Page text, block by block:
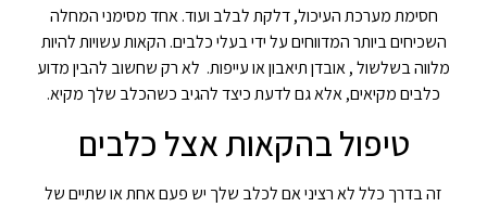
חסימת מערכת העיכול, דלקת לבלב ועוד. אחד מסימני המחלה
השכיחים ביותר המדווחים על ידי בעלי כלבים. הקאות עשויות להיות
מלווה בשלשול , אובדן תיאבון או עייפות. לא רק שחשוב להבין מדוע
כלבים מקיאים, אלא גם לדעת כיצד להגיב כשהכלב שלך מקיא.
טיפול בהקאות אצל כלבים
זה בדרך כלל לא רציני אם לכלב שלך יש פעם אחת או שתיים של